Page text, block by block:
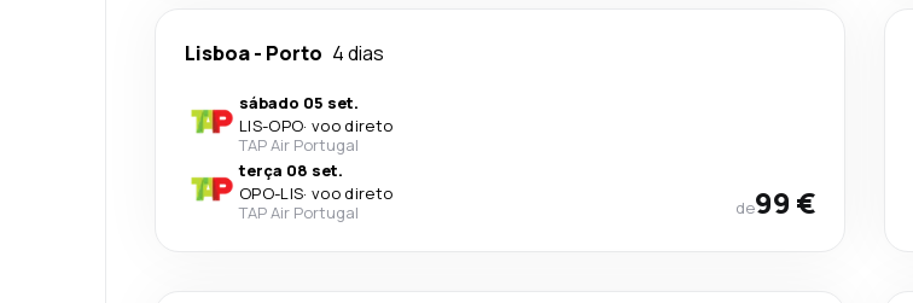
Lisboa- Porto 4 dias
sábado 05 set.
LIS-OPO· voo direto
TAP Air Portugal
terça 08 set.
OPO-LIS· voo direto
TAP Air Portugal
de99 €